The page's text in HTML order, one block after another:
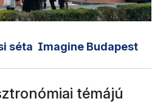
séta Imagine Budapest
témájú